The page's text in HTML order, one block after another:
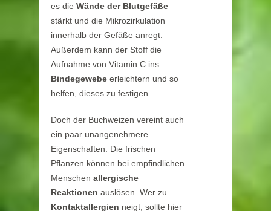
es die Wände der Blutgefäße
stärkt und die Mikrozirkulation
innerhalb der Gefäße anregt.
Außerdem kann der Stoff die
Aufnahme von Vitamin C ins
Bindegewebe erleichtern und so
helfen, dieses zu festigen.
Doch der Buchweizen vereint auch
ein paar unangenehmere
Eigenschaften: Die frischen
Pflanzen können bei empfindlichen
Menschen allergische
Reaktionen auslösen. Wer zu
Kontaktallergien neigt, sollte hier